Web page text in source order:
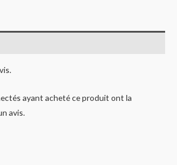
ayant acheté ce produit ont la
avis.